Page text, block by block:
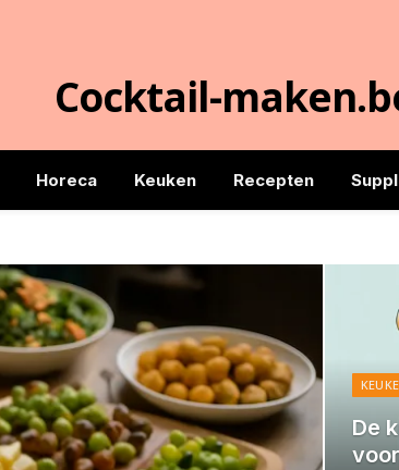
Cocktail-
Horeca Keuken Recepten
De